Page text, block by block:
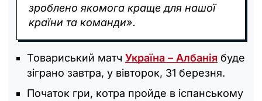
зроблено якомога краще для нашої
країни та команди».
Товариський матч Україна – Албанія буде
зіграно завтра, у вівторок, 31 березня.
Початок гри, котра пройде в іспанському